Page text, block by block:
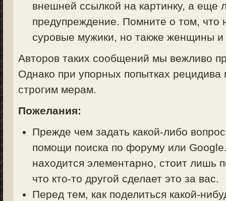
внешней ссылкой на картинку, а еще
предупреждение. Помните о том, что
суровые мужики, но также женщины и
Авторов таких сообщений мы вежливо
Однако при упорных попытках
строгим мерам.
Пожелания:
Прежде чем задать какой-либо
помощи поиска по форуму или
находится элементарно, стоит лишь
что кто-то другой сделает это за вас.
Перед тем, как поделиться какой-